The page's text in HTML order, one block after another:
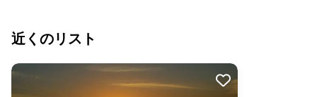
近くのリスト